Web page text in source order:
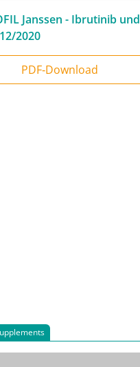
Janssen - Ibrutinib und
12/2020
PDF‑Download